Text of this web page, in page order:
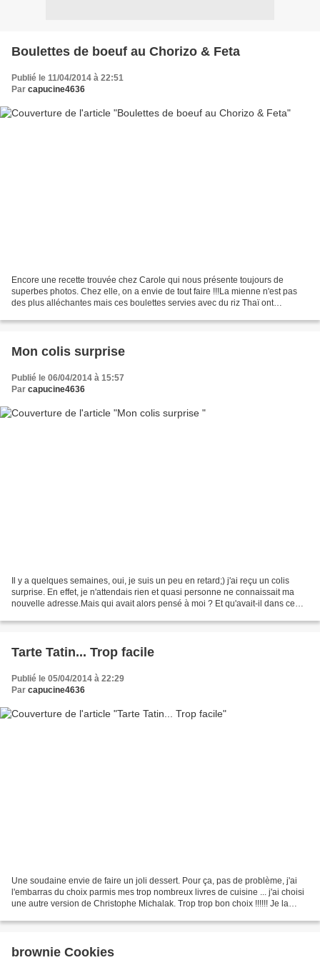
Boulettes de boeuf au Chorizo & Feta
Publié le 11/04/2014 à 22:51
Par capucine4636
Encore une recette trouvée chez Carole qui nous présente toujours de
superbes photos. Chez elle, on a envie de tout faire !!!La mienne n'est pas
des plus alléchantes mais ces boulettes servies avec du riz Thaï ont
Mon colis surprise
Publié le 06/04/2014 à 15:57
Par capucine4636
Il y a quelques semaines, oui, je suis un peu en retard;) j'ai reçu un colis
surprise. En effet, je n'attendais rien et quasi personne ne connaissait ma
nouvelle adresse.Mais qui avait alors pensé à moi ? Et qu'avait-il dans ce
Tarte Tatin... Trop facile
Publié le 05/04/2014 à 22:29
Par capucine4636
Une soudaine envie de faire un joli dessert. Pour ça, pas de problème, j'ai
l'embarras du choix parmis mes trop nombreux livres de cuisine ... j'ai choisi
une autre version de Christophe Michalak. Trop trop bon choix !!!!!! Je la
brownie Cookies